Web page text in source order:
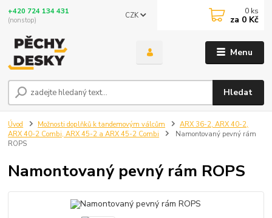
Menu
CZK
Hledat
+420 724 134 431
(nonstop)
0 ks
za 0 Kč
Úvod Možnosti doplňků k tandemovým válcům
ARX 36-2, ARX 40-2,
ARX 40-2 Combi, ARX 45-2 a ARX 45-2 Combi
Namontovaný pevný rám
ROPS
Namontovaný pevný rám ROPS